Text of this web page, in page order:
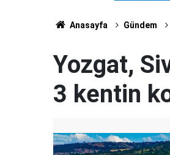
Anasayfa Gündem
Yozgat,
3 kentin